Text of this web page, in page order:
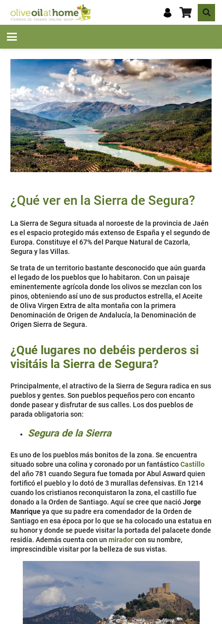
¿Qué ver en la Sierra de Segura?
La Sierra de Segura situada al noroeste de la provincia de Jaén
es el espacio protegido más extenso de España y el segundo de
Europa. Constituye el 67% del Parque Natural de Cazorla,
Segura y las Villas.
Se trata de un territorio bastante desconocido que aún guarda
el legado de los pueblos que lo habitaron. Con un paisaje
eminentemente agrícola donde los olivos se mezclan con los
pinos, obteniendo así uno de sus productos estrella, el Aceite
de Oliva Virgen Extra de alta montaña con la primera
Denominación de Origen de Andalucía, la Denominación de
Origen Sierra de Segura.
¿Qué lugares no debéis perderos si
visitáis la Sierra de Segura?
Principalmente, el atractivo de la Sierra de Segura radica en sus
pueblos y gentes. Son pueblos pequeños pero con encanto
donde pasear y disfrutar de sus calles. Los dos pueblos de
parada obligatoria son:
Segura de la Sierra
Es uno de los pueblos más bonitos de la zona. Se encuentra
situado sobre una colina y coronado por un fantásticoCastillo
del año 781 cuando Segura fue tomada por Abul Asward quien
fortificó el pueblo y lo dotó de 3 murallas defensivas. En 1214
cuando los cristianos reconquistaron la zona, el castillo fue
donado a la Orden de Santiago. Aquí se cree que nacióJorge
Manriqueya que su padre era comendador de la Orden de
Santiago en esa época por lo que se ha colocado una estatua en
su honor y donde se puede visitar la portada del palacete donde
residía. Además cuenta con un miradorcon su nombre,
imprescindible visitar por la belleza de sus vistas.